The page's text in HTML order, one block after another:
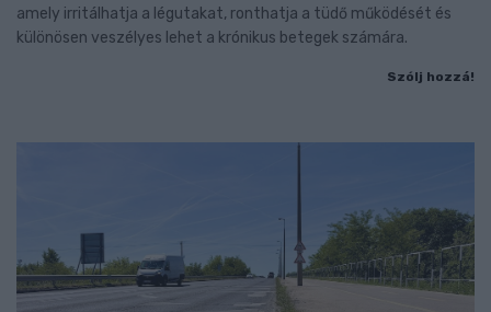
amely irritálhatja a légutakat, ronthatja a tüdő működését és
különösen veszélyes lehet a krónikus betegek számára.
Szólj hozzá!